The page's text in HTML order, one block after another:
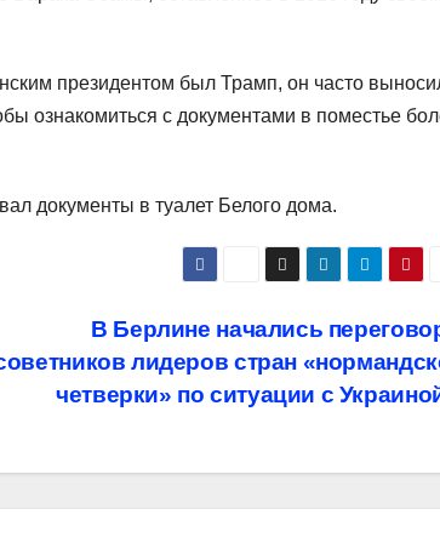
президентом был Трамп, он часто
ознакомиться с документами в поместье
документы в туалет Белого дома.
В Берлине начались
лидеров стран
четверки» по ситуации с